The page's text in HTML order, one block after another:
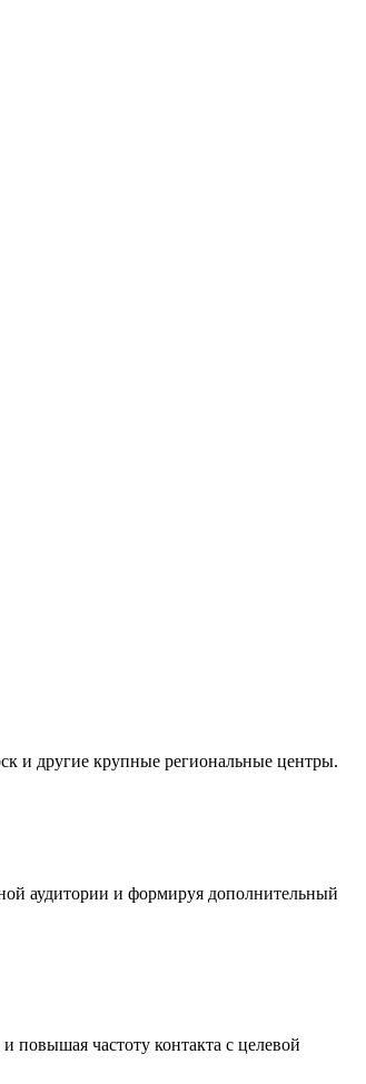
и другие крупные региональные центры.
аудитории и формируя дополнительный
повышая частоту контакта с целевой